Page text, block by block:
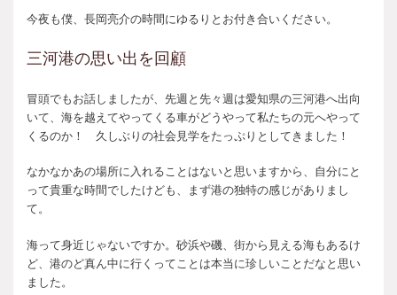
今夜も僕、長岡亮介の時間にゆるりとお付き合いください。
三河港の思い出を回顧
冒頭でもお話しましたが、先週と先々週は愛知県の三河港へ出向
いて、海を越えてやってくる車がどうやって私たちの元へやって
くるのか！ 久しぶりの社会見学をたっぷりとしてきました！
なかなかあの場所に入れることはないと思いますから、自分にと
って貴重な時間でしたけども、まず港の独特の感じがありまし
て。
海って身近じゃないですか。砂浜や磯、街から見える海もあるけ
ど、港のど真ん中に行くってことは本当に珍しいことだなと思い
ました。